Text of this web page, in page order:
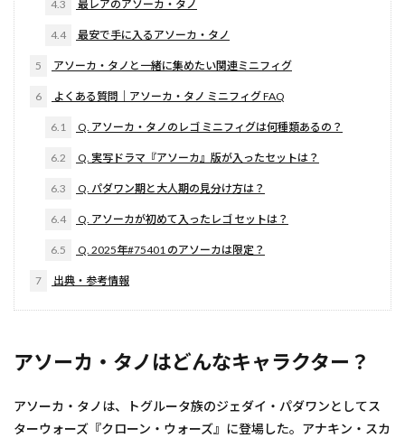
4.3 最レアのアソーカ・タノ
4.4 最安で手に入るアソーカ・タノ
5 アソーカ・タノと一緒に集めたい関連ミニフィグ
6 よくある質問｜アソーカ・タノ ミニフィグ FAQ
6.1 Q. アソーカ・タノのレゴ ミニフィグは何種類あるの？
6.2 Q. 実写ドラマ『アソーカ』版が入ったセットは？
6.3 Q. パダワン期と大人期の見分け方は？
6.4 Q. アソーカが初めて入ったレゴ セットは？
6.5 Q. 2025年#75401 のアソーカは限定？
7 出典・参考情報
アソーカ・タノはどんなキャラクター？
アソーカ・タノは、トグルータ族のジェダイ・パダワンとしてス
ターウォーズ『クローン・ウォーズ』に登場した。アナキン・スカ